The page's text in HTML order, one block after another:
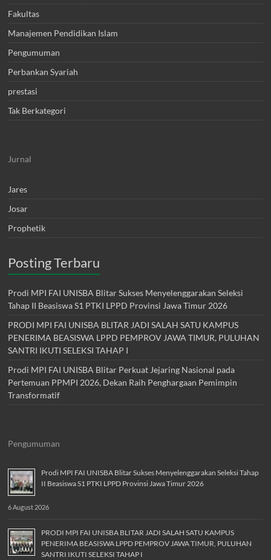
Fakultas
Manajemen Pendidikan Islam
Pengumuman
Perbankan Syariah
prestasi
Tak Berkategori
Jurnal
Jares
Josar
Prophetik
Posting Terbaru
Prodi MPI FAI UNISBA Blitar Sukses Menyelenggarakan Seleksi
Tahap II Beasiswa S1 PTKI LPPD Provinsi Jawa Timur 2026
PRODI MPI FAI UNISBA BLITAR JADI SALAH SATU KAMPUS
PENERIMA BEASISWA LPPD PEMPROV JAWA TIMUR, PULUHAN
SANTRI IKUTI SELEKSI TAHAP I
Prodi MPI FAI UNISBA Blitar Perkuat Jejaring Nasional pada
Pertemuan PPMPI 2026, Dekan Raih Penghargaan Pemimpin
Transformatif
Pengumuman
Prodi MPI FAI UNISBA Blitar Sukses Menyelenggarakan Seleksi Tahap
II Beasiswa S1 PTKI LPPD Provinsi Jawa Timur 2026
6 August 2026
PRODI MPI FAI UNISBA BLITAR JADI SALAH SATU KAMPUS
PENERIMA BEASISWA LPPD PEMPROV JAWA TIMUR, PULUHAN
SANTRI IKUTI SELEKSI TAHAP I